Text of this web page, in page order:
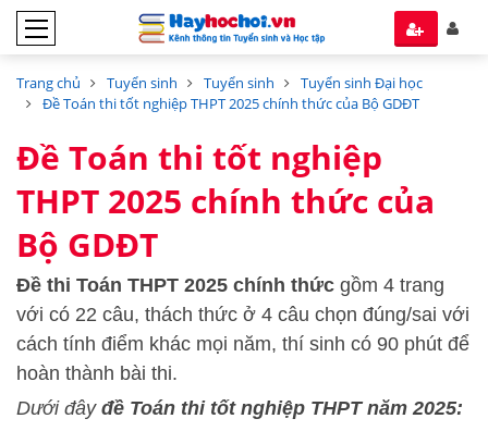
Trang chủ Tuyển sinh Tuyển sinh
Tuyển sinh Đại học
Đề Toán thi tốt nghiệp THPT 2025 chính thức của Bộ GDĐT
Đề Toán thi tốt nghiệp
THPT 2025 chính thức của
Bộ GDĐT
Đề thi Toán THPT 2025 chính thức gồm 4 trang
với có 22 câu, thách thức ở 4 câu chọn đúng/sai với
cách tính điểm khác mọi năm, thí sinh có 90 phút để
hoàn thành bài thi.
Dưới đây đề Toán thi tốt nghiệp THPT năm 2025: